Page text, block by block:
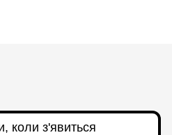
коли з'явиться